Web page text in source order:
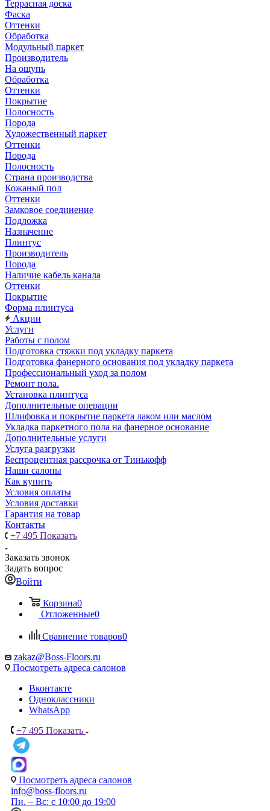
Террасная доска
Фаска
Оттенки
Обработка
Модульный паркет
Производитель
На ощупь
Обработка
Оттенки
Покрытие
Полосность
Порода
Художественный паркет
Оттенки
Порода
Полосность
Страна производства
Кожаный пол
Оттенки
Замковое соединение
Подложка
Назначение
Плинтус
Производитель
Порода
Наличие кабель канала
Оттенки
Покрытие
Форма плинтуса
Акции
Услуги
Работы с полом
Подготовка стяжки под укладку паркета
Подготовка фанерного основания под укладку паркета
Профессиональный уход за полом
Ремонт пола.
Установка плинтуса
Дополнительные операции
Шлифовка и покрытие паркета лаком или маслом
Укладка паркетного пола на фанерное основание
Дополнительные услуги
Услуга разгрузки
Беспроцентная рассрочка от Тинькофф
Наши салоны
Как купить
Условия оплаты
Условия доставки
Гарантия на товар
Контакты
+7 495 Показать
Заказать звонок
Задать вопрос
Войти
Корзина0
Отложенные0
Сравнение товаров0
zakaz@Boss-Floors.ru
Посмотреть адреса салонов
Вконтакте
Одноклассники
WhatsApp
+7 495 Показать
Посмотреть адреса салонов
info@boss-floors.ru
Пн. – Вс: с 10:00 до 19:00